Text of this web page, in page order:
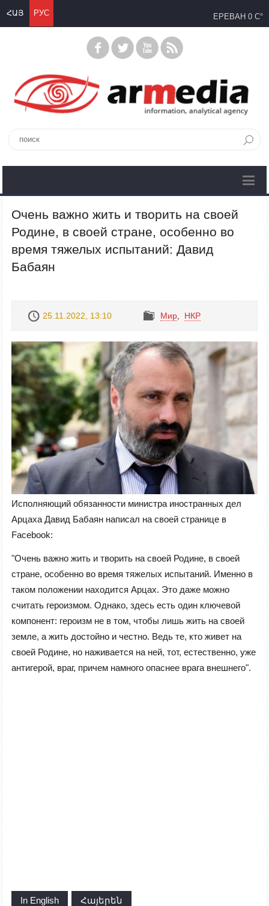
ՀԱՅ РУС ЕРЕВАН 0 C°
Очень важно жить и творить на своей
Родине, в своей стране, особенно во
время тяжелых испытаний: Давид
Бабаян
25.11.2022, 13:10 Mир НКР
Исполняющий обязанности министра иностранных дел
Арцаха Давид Бабаян написал на своей странице в
Facebook:
"Очень важно жить и творить на своей Родине, в своей
стране, особенно во время тяжелых испытаний. Именно в
таком положении находится Арцах. Это даже можно
считать героизмом. Однако, здесь есть один ключевой
компонент: героизм не в том, чтобы лишь жить на своей
земле, а жить достойно и честно. Ведь те, кто живет на
своей Родине, но наживается на ней, тот, естественно, уже
антигерой, враг, причем намного опаснее врага внешнего".
In English Հայերեն